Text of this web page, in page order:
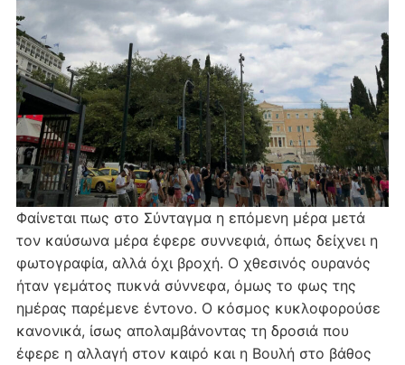
Φαίνεται πως στο Σύνταγμα η επόμενη μέρα μετά
τον καύσωνα μέρα έφερε συννεφιά, όπως δείχνει η
φωτογραφία, αλλά όχι βροχή. Ο χθεσινός ουρανός
ήταν γεμάτος πυκνά σύννεφα, όμως το φως της
ημέρας παρέμενε έντονο. Ο κόσμος κυκλοφορούσε
κανονικά, ίσως απολαμβάνοντας τη δροσιά που
έφερε η αλλαγή στον καιρό και η Βουλή στο βάθος